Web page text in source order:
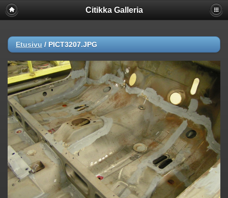
Citikka Galleria
Etusivu / PICT3207.JPG